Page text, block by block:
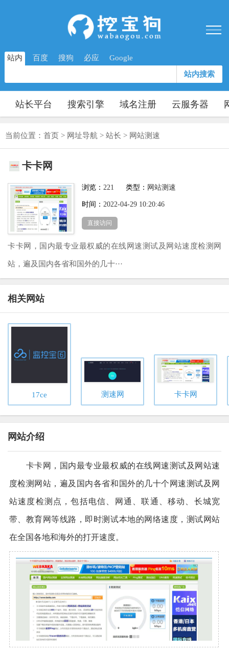
站内 百度 搜狗 必应 Google
站内搜索
站长平台 搜索引擎 域名注册 云服务器
当前位置： 首页 > 网址导航 > 站长 > 网站测速
卡卡网
浏览： 221 类型： 网站测速
时间： 2022-04-29 10:20:46
直接访问
卡卡网，国内最专业最权威的在线网速测试及网站速度检测网
站，遍及国内各省和国外的几十···
相关网站
17ce 测速网 卡卡网
网站介绍
卡卡网，国内最专业最权威的在线网速测试及网站速
度检测网站，遍及国内各省和国外的几十个网速测试及网
站速度检测点，包括电信、网通、联通、移动、长城宽
带、教育网等线路，即时测试本地的网络速度，测试网站
在全国各地和海外的打开速度。